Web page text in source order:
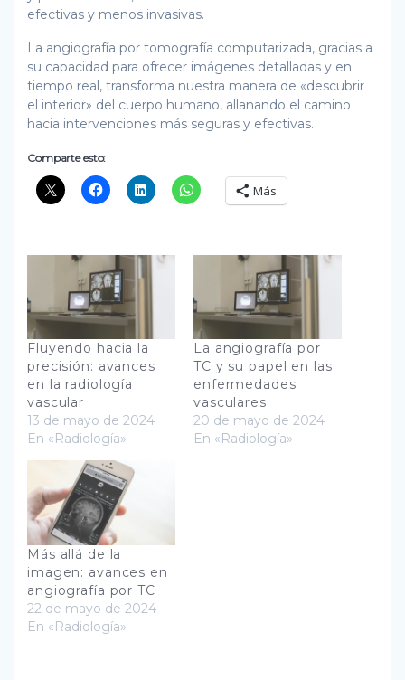
efectivas y menos invasivas.
La angiografía por tomografía computarizada, gracias a
su capacidad para ofrecer imágenes detalladas y en
tiempo real, transforma nuestra manera de «descubrir
el interior» del cuerpo humano, allanando el camino
hacia intervenciones más seguras y efectivas.
Comparte esto:
Más
Fluyendo hacia la
precisión: avances
en la radiología
vascular
13 de mayo de 2024
En «Radiología»
La angiografía por
TC y su papel en las
enfermedades
vasculares
20 de mayo de 2024
En «Radiología»
Más allá de la
imagen: avances en
angiografía por TC
22 de mayo de 2024
En «Radiología»